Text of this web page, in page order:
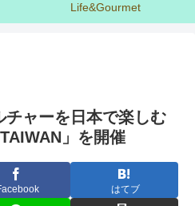
Life&Gourmet
チャーを日本で楽しむ
」を開催
はてブ